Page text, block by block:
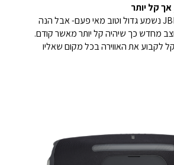
אך קל יותר
ה-JBL Boombox 4 נשמע גדול וטוב מאי פעם- אבל הנה
מחדש כך שיהיה קל יותר מאשר קודם.
לקבוע את האווירה בכל מקום שאליו